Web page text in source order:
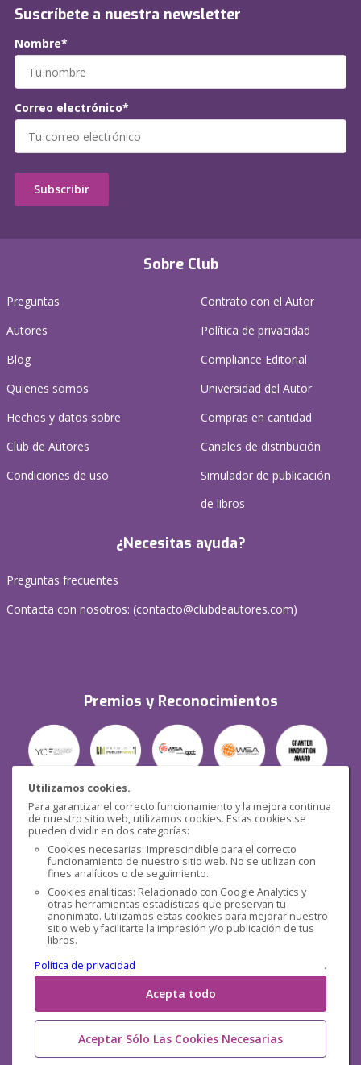
Utilizamos cookies.
Para garantizar el correcto funcionamiento y la mejora continua
de nuestro sitio web, utilizamos cookies. Estas cookies se
pueden dividir en dos categorías:
Cookies necesarias: Imprescindible para el correcto
funcionamiento de nuestro sitio web. No se utilizan con
fines analíticos o de seguimiento.
Cookies analíticas: Relacionado con Google Analytics y
otras herramientas estadísticas que preservan tu
anonimato. Utilizamos estas cookies para mejorar nuestro
sitio web y facilitarte la impresión y/o publicación de tus
libros.
Política de privacidad
.
Acepta todo
Aceptar Sólo Las Cookies Necesarias
Sobre Club
Preguntas
Autores
Blog
Quienes somos
Hechos y datos sobre
Club de Autores
Condiciones de uso
Contrato con el Autor
Política de privacidad
Compliance Editorial
Universidad del Autor
Compras en cantidad
Canales de distribución
Simulador de publicación
de libros
¿Necesitas ayuda?
Preguntas frecuentes
Contacta con nosotros: (contacto@clubdeautores.com)
Premios y Reconocimientos
Seguridad
Redes sociales
Suscríbete a nuestra newsletter
Nombre*
Correo electrónico*
Subscribir